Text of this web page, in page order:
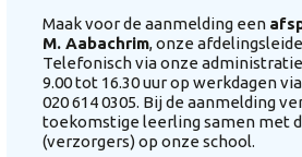
Maak voor de aanmelding een
M. Aabachrim, onze
Telefonisch via onze
9.00 tot 16.30 uur op werkdagen
020 614 0305. Bij de aanmelding
toekomstige leerling samen met
(verzorgers) op onze school.